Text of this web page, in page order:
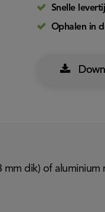
Snelle
Ophalen in
dik) of